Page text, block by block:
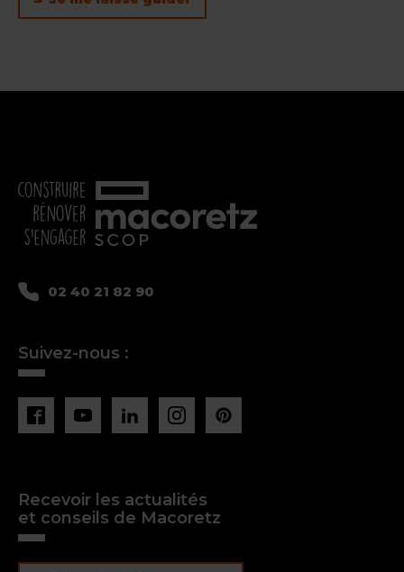
02 40 21 82 90
Suivez-nous :
Recevoir les actualités
et conseils de Macoretz